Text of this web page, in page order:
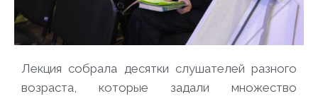
Лекция собрала десятки слушателей разного
возраста, которые задали множество